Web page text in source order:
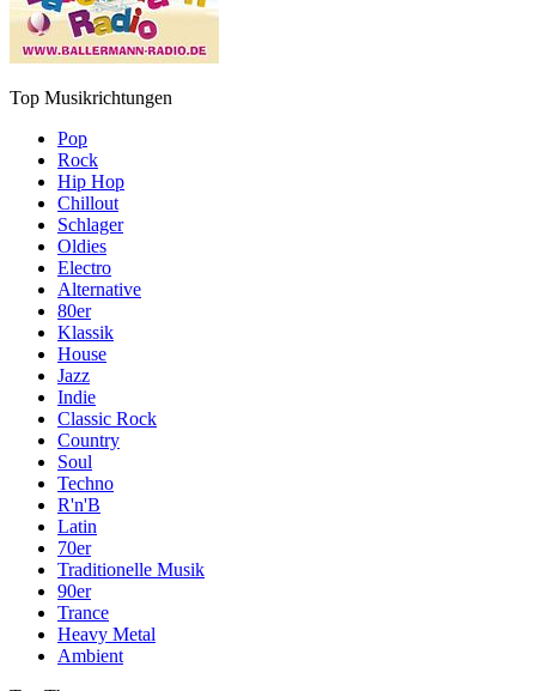
Top Musikrichtungen
Pop
Rock
Hip Hop
Chillout
Schlager
Oldies
Electro
Alternative
80er
Klassik
House
Jazz
Indie
Classic Rock
Country
Soul
Techno
R'n'B
Latin
70er
Traditionelle Musik
90er
Trance
Heavy Metal
Ambient